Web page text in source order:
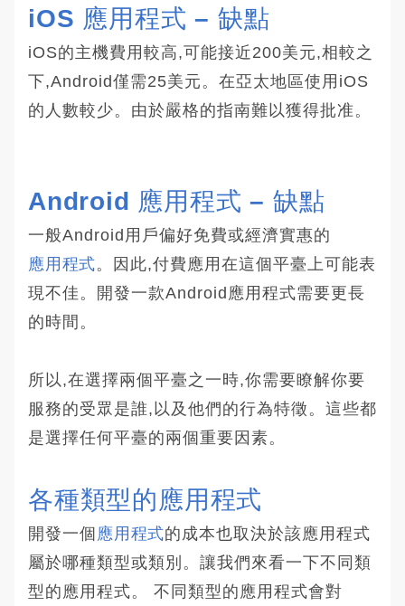
iOS 應用程式 – 缺點
iOS的主機費用較高,可能接近200美元,相較之
下,Android僅需25美元。在亞太地區使用iOS
的人數較少。由於嚴格的指南難以獲得批准。
Android 應用程式 – 缺點
一般Android用戶偏好免費或經濟實惠的
應用程式。因此,付費應用在這個平臺上可能表
現不佳。開發一款Android應用程式需要更長
的時間。
所以,在選擇兩個平臺之一時,你需要瞭解你要
服務的受眾是誰,以及他們的行為特徵。這些都
是選擇任何平臺的兩個重要因素。
各種類型的應用程式
開發一個 應用程式的成本也取決於該應用程式
屬於哪種類型或類別。讓我們來看一下不同類
型的應用程式。 不同類型的應用程式會對